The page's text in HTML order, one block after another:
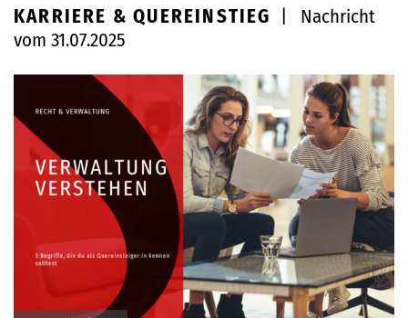
KARRIERE & QUEREINSTIEG
Nachricht
vom 31.07.2025